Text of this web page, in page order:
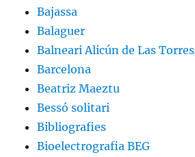
Bajassa
Balaguer
Balneari Alicún de Las Torres
Barcelona
Beatriz Maeztu
Bessó solitari
Bibliografies
Bioelectrografia BEG